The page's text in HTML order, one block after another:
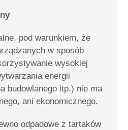
pod warunkiem, że
w sposób
wysokiej
energii
budowlanego itp.) nie ma
ani ekonomicznego.
odpadowe z tartaków